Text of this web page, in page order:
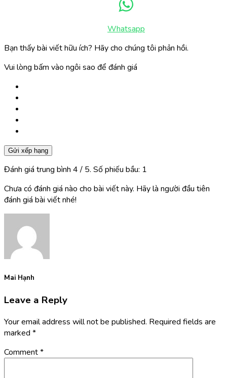
Whatsapp
Bạn thấy bài viết hữu ích? Hãy cho chúng tôi phản hồi.
Vui lòng bấm vào ngôi sao để đánh giá
Gửi xếp hạng
Đánh giá trung bình 4/ 5. Số phiếu bầu: 1
Chưa có đánh giá nào cho bài viết này. Hãy là người đầu tiên
đánh giá bài viết nhé!
Mai Hạnh
Leave a Reply
Your email address will not be published. Required fields are
marked *
Comment*